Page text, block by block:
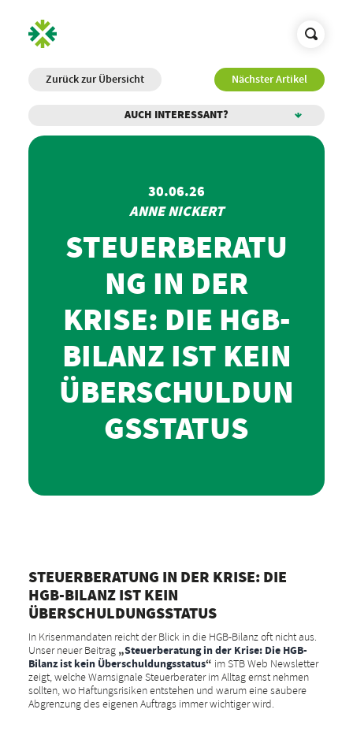
Zurück zur Übersicht Nächster Artikel
AUCH INTERESSANT?
30.06.26
ANNE NICKERT
STEUERBERATU
NG IN DER
KRISE: DIE HGB-
BILANZ IST KEIN
ÜBERSCHULDUN
GSSTATUS
STEUERBERATUNG IN DER KRISE: DIE
HGB-BILANZ IST KEIN
ÜBERSCHULDUNGSSTATUS
In Krisenmandaten reicht der Blick in die HGB-Bilanz oft nicht aus.
Unser neuer Beitrag „Steuerberatung in der Krise: Die HGB-
Bilanz ist kein Überschuldungsstatus“ im STB Web Newsletter
zeigt, welche Warnsignale Steuerberater im Alltag ernst nehmen
sollten, wo Haftungsrisiken entstehen und warum eine saubere
Abgrenzung des eigenen Auftrags immer wichtiger wird.